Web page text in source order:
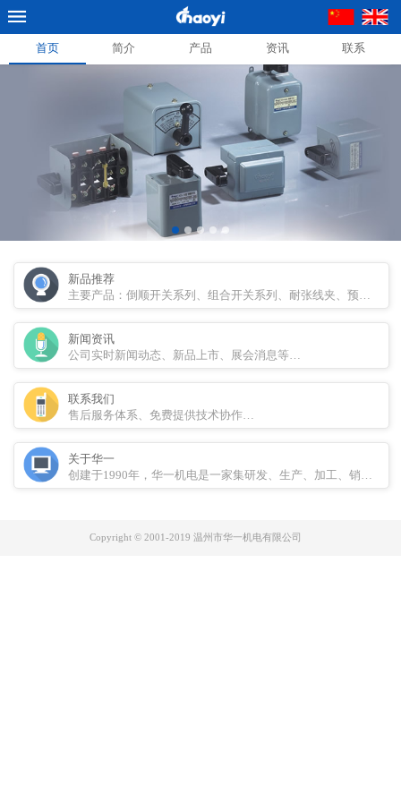
首页 简介 产品 资讯 联系
新品推荐
主要产品：倒顺开关系列、组合开关系列、耐张线夹、预绞式
新闻资讯
公司实时新闻动态、新品上市、展会消息等…
联系我们
售后服务体系、免费提供技术协作…
关于华一
创建于1990年，华一机电是一家集研发、生产、加工、销售于
Copyright © 2001-2019 温州市华一机电有限公司